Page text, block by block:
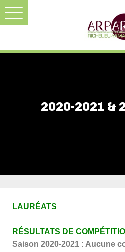
2020-2021 &
LAURÉATS
RÉSULTATS DE
Saison 2020-2021 : Aucune